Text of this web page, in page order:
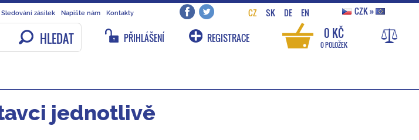
Sledování zásilek Napište nám Kontakty CZ SK DE EN CZK»
HLEDAT PŘIHLÁŠENÍ REGISTRACE 0 KČ
0 POLOŽEK
jednotlivě